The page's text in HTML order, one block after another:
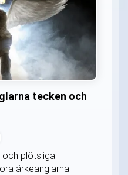
tecken och
och plötsliga
ärkeänglarna